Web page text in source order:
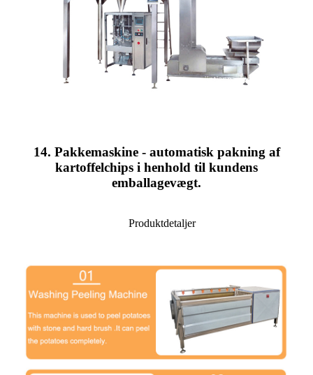
14. Pakkemaskine - automatisk pakning af
kartoffelchips i henhold til kundens
emballagevægt.
Produktdetaljer